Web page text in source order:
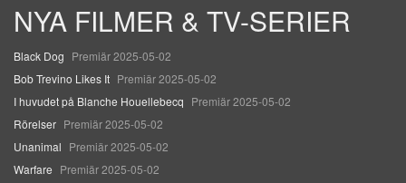
NYA FILMER & TV-SERIER
Black Dog Premiär 2025-05-02
Bob Trevino Likes It Premiär 2025-05-02
I huvudet på Blanche Houellebecq Premiär 2025-05-02
Rörelser Premiär 2025-05-02
Unanimal Premiär 2025-05-02
Warfare Premiär 2025-05-02